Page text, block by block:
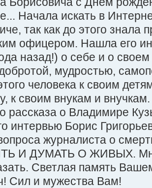
Начала искать в
так как до этого знала
офицером. Нашла его
назад!) о себе и о
мудростью,
человека к своим
к своим внукам и внучкам.
рассказа о Владимире
интервью Борис
журналиста о
И ДУМАТЬ О ЖИВЫХ. Мне
Светлая память
Сил и мужества Вам!